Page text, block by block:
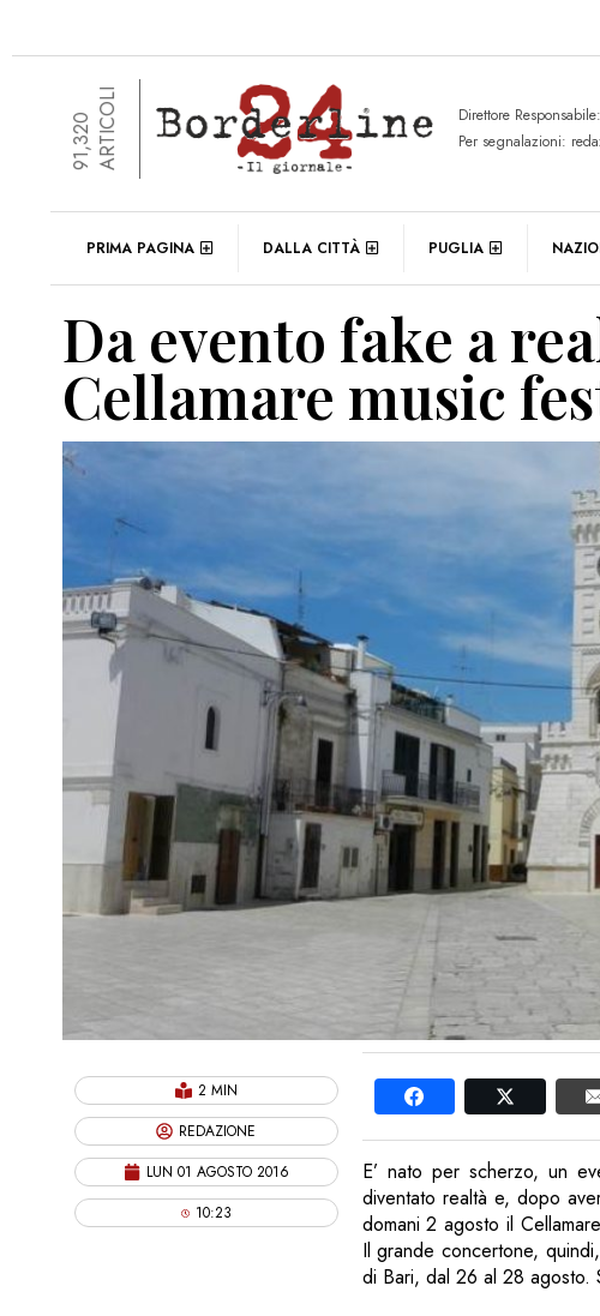
91,320ARTICOLI Direttore Responsabile:
Per segnalazioni:
PRIMA PAGINA DALLA CITTÀ PUGLIA
Da evento fake a
Cellamare music
2 MIN
REDAZIONE
LUN 01 AGOSTO 2016
10:23
E’ nato per scherzo, un
diventato realtà e, dopo
domani 2 agosto il
Il grande concertone,
di Bari, dal 26 al 28 agosto.